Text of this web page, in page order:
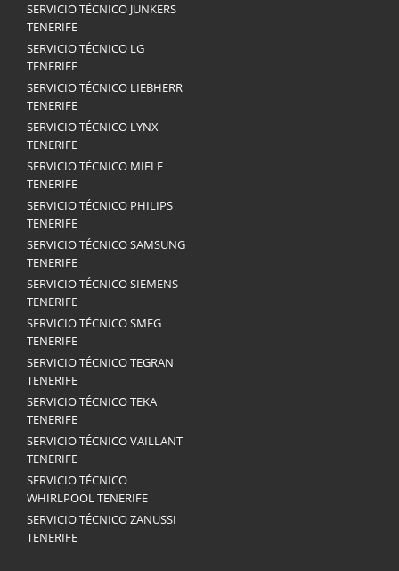
SERVICIO TÉCNICO JUNKERS
TENERIFE
SERVICIO TÉCNICO LG
TENERIFE
SERVICIO TÉCNICO LIEBHERR
TENERIFE
SERVICIO TÉCNICO LYNX
TENERIFE
SERVICIO TÉCNICO MIELE
TENERIFE
SERVICIO TÉCNICO PHILIPS
TENERIFE
SERVICIO TÉCNICO SAMSUNG
TENERIFE
SERVICIO TÉCNICO SIEMENS
TENERIFE
SERVICIO TÉCNICO SMEG
TENERIFE
SERVICIO TÉCNICO TEGRAN
TENERIFE
SERVICIO TÉCNICO TEKA
TENERIFE
SERVICIO TÉCNICO VAILLANT
TENERIFE
SERVICIO TÉCNICO
WHIRLPOOL TENERIFE
SERVICIO TÉCNICO ZANUSSI
TENERIFE